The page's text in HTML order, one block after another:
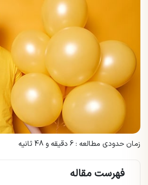
زمان حدودی مطالعه : 6 دقیقه و 48 ثانیه
فهرست مقاله